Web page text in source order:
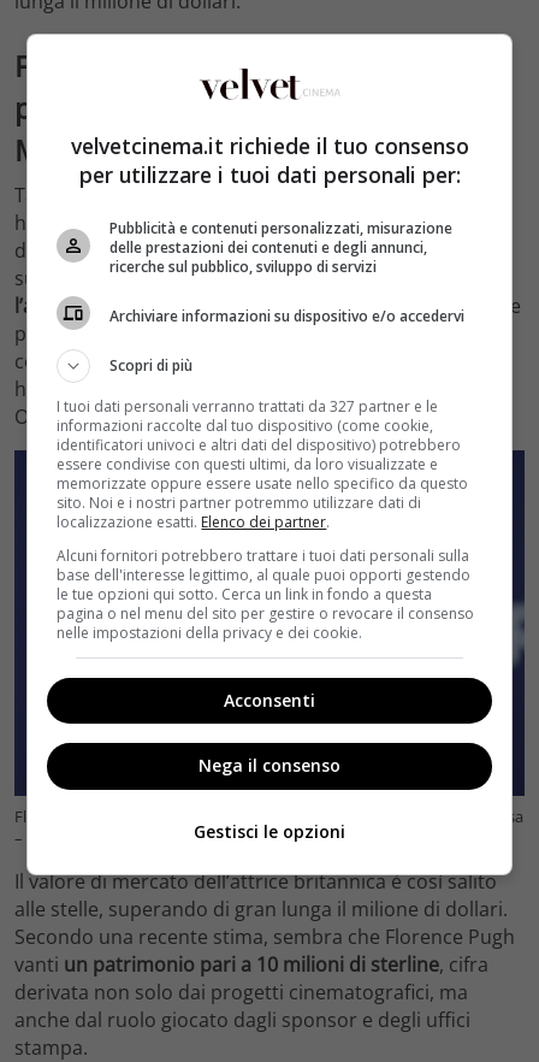
Florence Pugh, cachet da capogiro
per la partner professionale di Cillian
Murphy
Tanto talentuosa, quanto versatile. Florence Pugh
ha sbagliato un colpo dal debutto sul grande schermo
di
Piccole Donne, scritto e diretto da Greta Gerwig. La
sua scalata è poi proseguita conun capolavoro dopo
l’altro:Don’t Worry Darling Il Prodigio A Good Person
e
poi
Oppenheimer
– film che contempla la
collaborazione con alcuni dei più grandi volti
hollywoodiani, oltre che la regia del candidato premio
Oscar Christopher Nolan.
Florence Pugh, il valore di mercato dell’attrice sale alle stelle – foto: ansa
– velvetcinema.it
Il valore di mercato dell’attrice britannica è così salito
alle stelle, superando di gran lunga il milione di dollari.
Secondo una recente stima, sembra che Florence Pugh
vanti un patrimonio pari a 10 milioni di sterline, cifra
derivata non solo dai progetti cinematografici, ma
anche dal ruolo giocato dagli sponsor e degli uffici
stampa.
velvetcinema.it richiede il tuo consenso
per utilizzare i tuoi dati personali per:
Pubblicità e contenuti personalizzati, misurazione
delle prestazioni dei contenuti e degli annunci,
ricerche sul pubblico, sviluppo di servizi
Archiviare informazioni su dispositivo e/o accedervi
Scopri di più
I tuoi dati personali verranno trattati da 327 partner e le
informazioni raccolte dal tuo dispositivo (come cookie,
identificatori univoci e altri dati del dispositivo) potrebbero
essere condivise con questi ultimi, da loro visualizzate e
memorizzate oppure essere usate nello specifico da questo
sito. Noi e i nostri partner potremmo utilizzare dati di
localizzazione esatti. Elenco dei partner.
Alcuni fornitori potrebbero trattare i tuoi dati personali sulla
base dell'interesse legittimo, al quale puoi opporti gestendo
le tue opzioni qui sotto. Cerca un link in fondo a questa
pagina o nel menu del sito per gestire o revocare il consenso
nelle impostazioni della privacy e dei cookie.
Acconsenti
Nega il consenso
Gestisci le opzioni